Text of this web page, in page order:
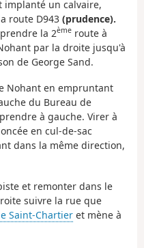
implanté un calvaire,
route D943 (prudence).
la 2ème route à
par la droite jusqu'à
de George Sand.
Nohant en empruntant
du Bureau de
à gauche. Virer à
en cul-de-sac
dans la même direction,
et remonter dans le
suivre la rue que
Saint-Chartier et mène à